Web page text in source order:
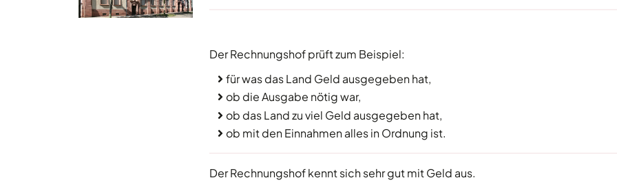
Der Rechnungshof prüft zum Beispiel:
für was das Land Geld ausgegeben hat,
ob die Ausgabe nötig war,
ob das Land zu viel Geld ausgegeben hat,
ob mit den Einnahmen alles in Ordnung ist.
Der Rechnungshof kennt sich sehr gut mit Geld aus.